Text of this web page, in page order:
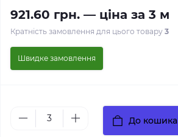
921.60 грн. — ціна за 3 м
Кратність замовлення для цього товару 3
Швидке замовлення
До кошика